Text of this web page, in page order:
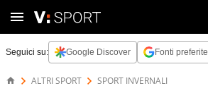
Seguici su: Google Discover Fonti preferite
ALTRI SPORT SPORT INVERNALI